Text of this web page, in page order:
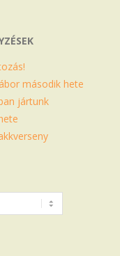
második hete
jártunk